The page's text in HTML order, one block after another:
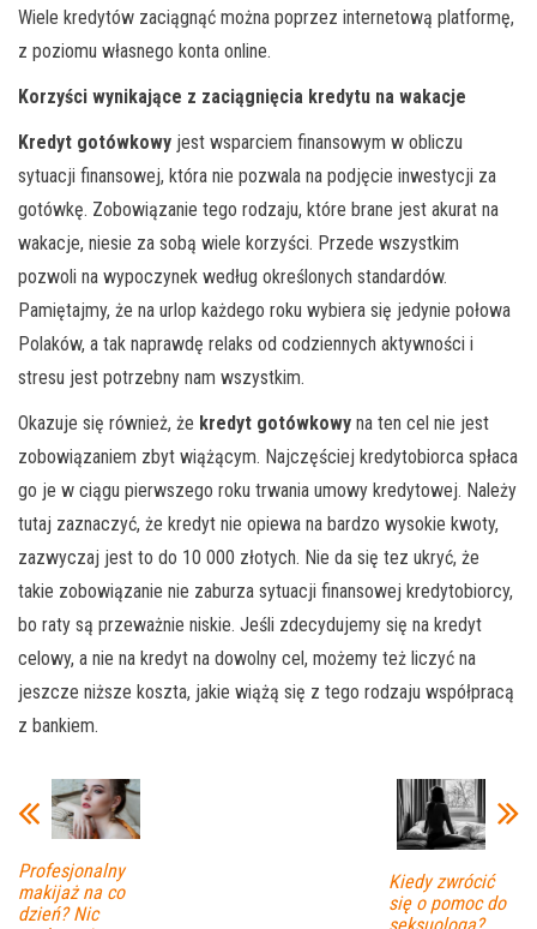
Wiele kredytów zaciągnąć można poprzez internetową platformę,
z poziomu własnego konta online.
Korzyści wynikające z zaciągnięcia kredytu na wakacje
Kredyt gotówkowy jest wsparciem finansowym w obliczu
sytuacji finansowej, która nie pozwala na podjęcie inwestycji za
gotówkę. Zobowiązanie tego rodzaju, które brane jest akurat na
wakacje, niesie za sobą wiele korzyści. Przede wszystkim
pozwoli na wypoczynek według określonych standardów.
Pamiętajmy, że na urlop każdego roku wybiera się jedynie połowa
Polaków, a tak naprawdę relaks od codziennych aktywności i
stresu jest potrzebny nam wszystkim.
Okazuje się również, że kredyt gotówkowy na ten cel nie jest
zobowiązaniem zbyt wiążącym. Najczęściej kredytobiorca spłaca
go je w ciągu pierwszego roku trwania umowy kredytowej. Należy
tutaj zaznaczyć, że kredyt nie opiewa na bardzo wysokie kwoty,
zazwyczaj jest to do 10 000 złotych. Nie da się tez ukryć, że
takie zobowiązanie nie zaburza sytuacji finansowej kredytobiorcy,
bo raty są przeważnie niskie. Jeśli zdecydujemy się na kredyt
celowy, a nie na kredyt na dowolny cel, możemy też liczyć na
jeszcze niższe koszta, jakie wiążą się z tego rodzaju współpracą
z bankiem.
Profesjonalny
makijaż na co
dzień? Nic
Kiedy zwrócić
się o pomoc do